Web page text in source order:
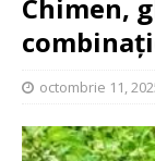
Chimen,
octombrie 11,